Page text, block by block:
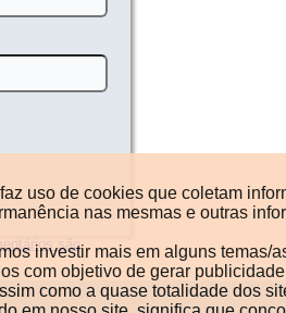
são
DJ
uso de cookies que coletam
nas mesmas e outras
investir mais em alguns temas/
com objetivo de gerar
como a quase totalidade dos